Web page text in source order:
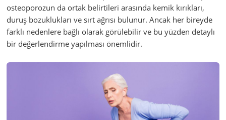
osteoporozun da ortak belirtileri arasında kemik kırıkları,
duruş bozuklukları ve sırt ağrısı bulunur. Ancak her bireyde
farklı nedenlere bağlı olarak görülebilir ve bu yüzden detaylı
bir değerlendirme yapılması önemlidir.